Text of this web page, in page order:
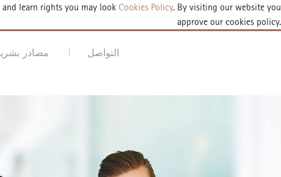
learn rights you may look Cookies Policy. By visiting our website you
approve our cookies policy.
إستمارة الموعد
مصادر التواصل